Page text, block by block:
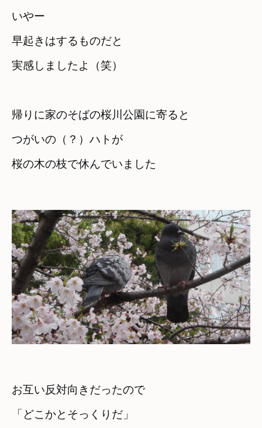
いやー
早起きはするものだと
実感しましたよ（笑）
帰りに家のそばの桜川公園に寄ると
つがいの（？）ハトが
桜の木の枝で休んでいました
お互い反対向きだったので
「どこかとそっくりだ」